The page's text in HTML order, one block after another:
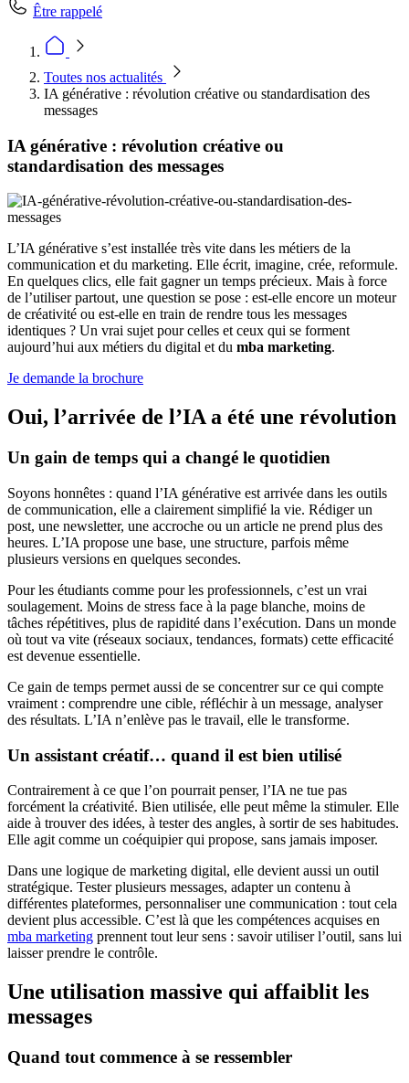
Être rappelé
Toutes nos actualités
IA générative : révolution créative ou standardisation des
messages
IA générative : révolution créative ou
standardisation des messages
L’IA générative s’est installée très vite dans les métiers de la
communication et du marketing. Elle écrit, imagine, crée, reformule.
En quelques clics, elle fait gagner un temps précieux. Mais à force
de l’utiliser partout, une question se pose : est-elle encore un moteur
de créativité ou est-elle en train de rendre tous les messages
identiques ? Un vrai sujet pour celles et ceux qui se forment
aujourd’hui aux métiers du digital et du mba marketing.
Je demande la brochure
Oui, l’arrivée de l’IA a été une révolution
Un gain de temps qui a changé le quotidien
Soyons honnêtes : quand l’IA générative est arrivée dans les outils
de communication, elle a clairement simplifié la vie. Rédiger un
post, une newsletter, une accroche ou un article ne prend plus des
heures. L’IA propose une base, une structure, parfois même
plusieurs versions en quelques secondes.
Pour les étudiants comme pour les professionnels, c’est un vrai
soulagement. Moins de stress face à la page blanche, moins de
tâches répétitives, plus de rapidité dans l’exécution. Dans un monde
où tout va vite (réseaux sociaux, tendances, formats) cette efficacité
est devenue essentielle.
Ce gain de temps permet aussi de se concentrer sur ce qui compte
vraiment : comprendre une cible, réfléchir à un message, analyser
des résultats. L’IA n’enlève pas le travail, elle le transforme.
Un assistant créatif… quand il est bien utilisé
Contrairement à ce que l’on pourrait penser, l’IA ne tue pas
forcément la créativité. Bien utilisée, elle peut même la stimuler. Elle
aide à trouver des idées, à tester des angles, à sortir de ses habitudes.
Elle agit comme un coéquipier qui propose, sans jamais imposer.
Dans une logique de marketing digital, elle devient aussi un outil
stratégique. Tester plusieurs messages, adapter un contenu à
différentes plateformes, personnaliser une communication : tout cela
devient plus accessible. C’est là que les compétences acquises en
mba marketing prennent tout leur sens : savoir utiliser l’outil, sans lui
laisser prendre le contrôle.
Une utilisation massive qui affaiblit les
messages
Quand tout commence à se ressembler